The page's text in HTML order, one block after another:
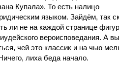
Купала». То есть налицо
языком. Зайдём, так
ли не на каждой странице
вероисповедания. А
чей это классик и на чью
лиха беда начало.